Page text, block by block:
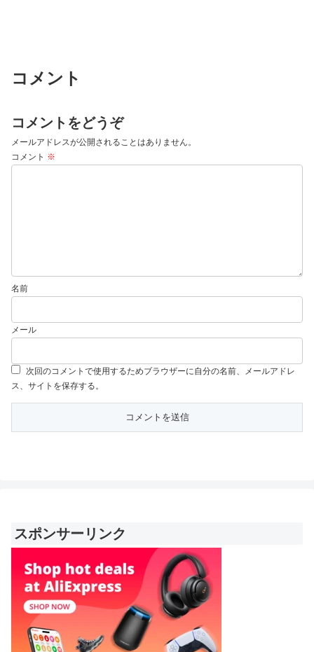
コメント
コメントをどうぞ
メールアドレスが公開されることはありません。
コメント ※
名前
メール
次回のコメントで使用するためブラウザーに自分の名前、メールアドレ
ス、サイトを保存する。
スポンサーリンク